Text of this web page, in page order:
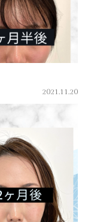
2021.11.20